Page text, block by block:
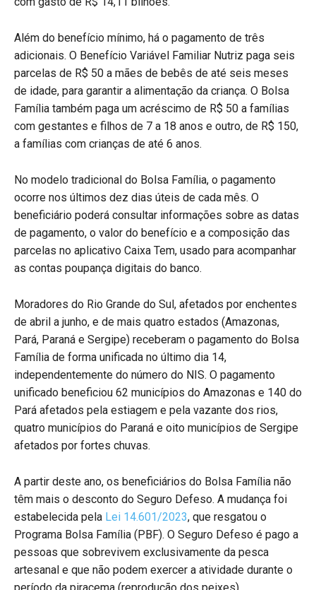
Além do benefício mínimo, há o pagamento de três
adicionais. O Benefício Variável Familiar Nutriz paga seis
parcelas de R$ 50 a mães de bebês de até seis meses
de idade, para garantir a alimentação da criança. O Bolsa
Família também paga um acréscimo de R$ 50 a famílias
com gestantes e filhos de 7 a 18 anos e outro, de R$ 150,
a famílias com crianças de até 6 anos.
No modelo tradicional do Bolsa Família, o pagamento
ocorre nos últimos dez dias úteis de cada mês. O
beneficiário poderá consultar informações sobre as datas
de pagamento, o valor do benefício e a composição das
parcelas no aplicativo Caixa Tem, usado para acompanhar
as contas poupança digitais do banco.
Moradores do Rio Grande do Sul, afetados por enchentes
de abril a junho, e de mais quatro estados (Amazonas,
Pará, Paraná e Sergipe) receberam o pagamento do Bolsa
Família de forma unificada no último dia 14,
independentemente do número do NIS. O pagamento
unificado beneficiou 62 municípios do Amazonas e 140 do
Pará afetados pela estiagem e pela vazante dos rios,
quatro municípios do Paraná e oito municípios de Sergipe
afetados por fortes chuvas.
A partir deste ano, os beneficiários do Bolsa Família não
têm mais o desconto do Seguro Defeso. A mudança foi
estabelecida pela Lei 14.601/2023, que resgatou o
Programa Bolsa Família (PBF). O Seguro Defeso é pago a
pessoas que sobrevivem exclusivamente da pesca
artesanal e que não podem exercer a atividade durante o